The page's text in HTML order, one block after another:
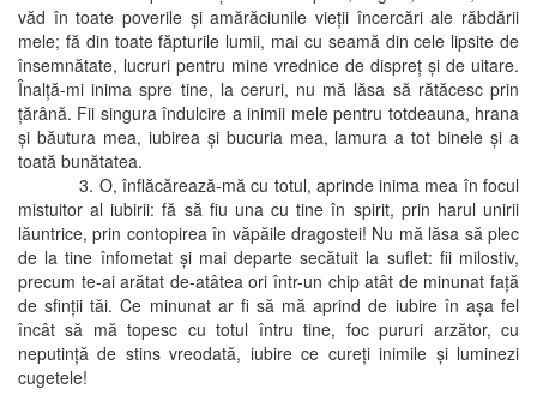
văd în toate poverile şi amărăciunile vieţii încercări ale răbdării
mele; fă din toate făpturile lumii, mai cu seamă din cele lipsite de
însemnătate, lucruri pentru mine vrednice de dispreţ şi de uitare.
Înalţă-mi inima spre tine, la ceruri, nu mă lăsa să rătăcesc prin
ţărână. Fii singura îndulcire a inimii mele pentru totdeauna, hrana
şi băutura mea, iubirea şi bucuria mea, lamura a tot binele şi a
toată bunătatea.
3. O, înflăcărează-mă cu totul, aprinde inima mea în focul
mistuitor al iubirii: fă să fiu una cu tine în spirit, prin harul unirii
lăuntrice, prin contopirea în văpăile dragostei! Nu mă lăsa să plec
de la tine înfometat şi mai departe secătuit la suflet: fii milostiv,
precum te-ai arătat de-atâtea ori într-un chip atât de minunat faţă
de sfinţii tăi. Ce minunat ar fi să mă aprind de iubire în aşa fel
încât să mă topesc cu totul întru tine, foc pururi arzător, cu
neputinţă de stins vreodată, iubire ce cureţi inimile şi luminezi
cugetele!